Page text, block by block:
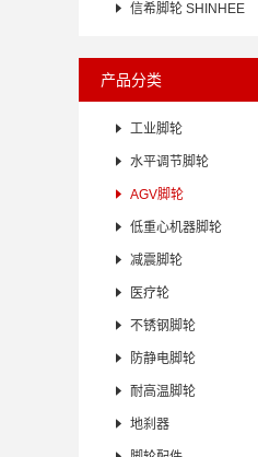
 信希脚轮 SHINHEE
产品分类
 工业脚轮
 水平调节脚轮
 AGV脚轮
 低重心机器脚轮
 减震脚轮
 医疗轮
 不锈钢脚轮
 防静电脚轮
 耐高温脚轮
 地刹器